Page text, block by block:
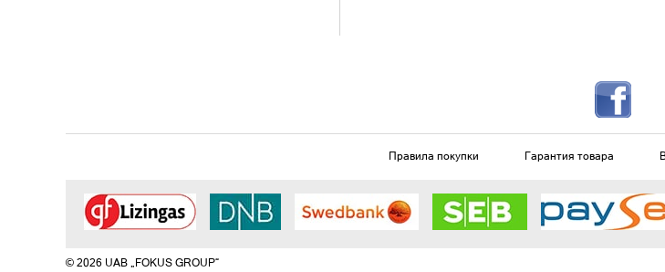
Правила покупки Гарантия товара
© 2026 UAB „FOKUS GROUP“